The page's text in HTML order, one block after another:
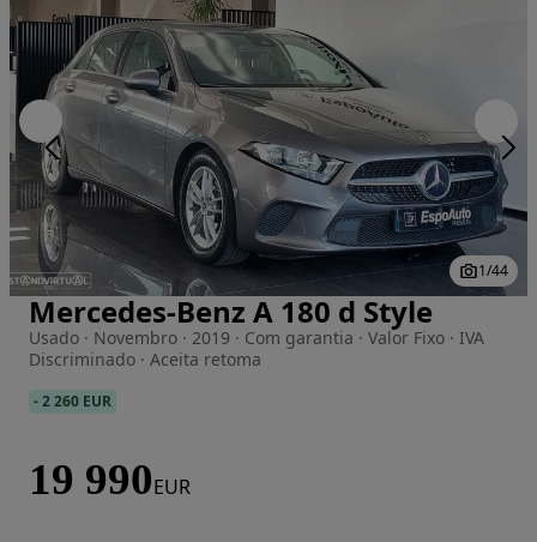
Imagem 1 de 44
1/44
Mercedes-Benz A 180 d Style
Usado · Novembro · 2019 · Com garantia · Valor Fixo · IVA
Discriminado · Aceita retoma
-2 260 EUR
19 990EUR